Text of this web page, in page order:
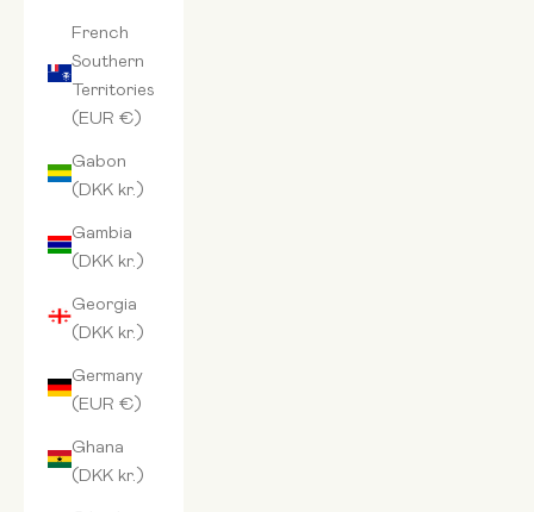
French
Southern
Territories
(EUR €)
Gabon
(DKK kr.)
Gambia
(DKK kr.)
Georgia
(DKK kr.)
Germany
(EUR €)
Ghana
(DKK kr.)